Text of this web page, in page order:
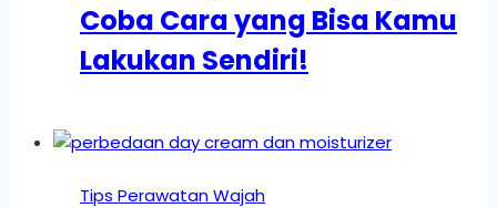
Coba Cara yang Bisa Kamu
Lakukan Sendiri!
Tips Perawatan Wajah